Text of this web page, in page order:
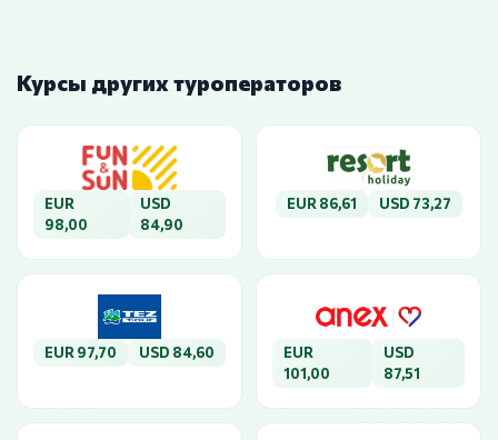
Курсы других туроператоров
EUR
98,00
USD
84,90
EUR 86,61 USD 73,27
EUR 97,70 USD 84,60
EUR
101,00
USD
87,51